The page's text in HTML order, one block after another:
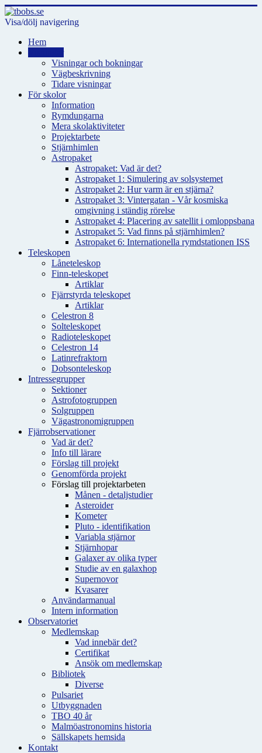
Visa/dölj navigering
Hem
Visningar och bokningar
Vägbeskrivning
Tidare visningar
För skolor
Information
Rymdungarna
Mera skolaktiviteter
Projektarbete
Stjärnhimlen
Astropaket
Astropaket: Vad är det?
Astropaket 1: Simulering av solsystemet
Astropaket 2: Hur varm är en stjärna?
Astropaket 3: Vintergatan - Vår kosmiska
omgivning i ständig rörelse
Astropaket 4: Placering av satellit i omloppsbana
Astropaket 5: Vad finns på stjärnhimlen?
Astropaket 6: Internationella rymdstationen ISS
Teleskopen
Låneteleskop
Finn-teleskopet
Artiklar
Fjärrstyrda teleskopet
Artiklar
Celestron 8
Solteleskopet
Radioteleskopet
Celestron 14
Latinrefraktorn
Dobsonteleskop
Intressegrupper
Sektioner
Astrofotogruppen
Solgruppen
Vägastronomigruppen
Fjärrobservationer
Vad är det?
Info till lärare
Förslag till projekt
Genomförda projekt
Förslag till projektarbeten
Månen - detaljstudier
Asteroider
Kometer
Pluto - identifikation
Variabla stjärnor
Stjärnhopar
Galaxer av olika typer
Studie av en galaxhop
Supernovor
Kvasarer
Användarmanual
Intern information
Observatoriet
Medlemskap
Vad innebär det?
Certifikat
Ansök om medlemskap
Bibliotek
Diverse
Pulsariet
Utbyggnaden
TBO 40 år
Malmöastronomins historia
Sällskapets hemsida
Kontakt